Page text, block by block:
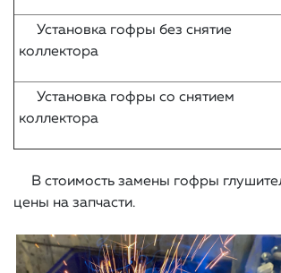
Установка гофры без снятие
коллектора
Установка гофры со снятием
коллектора
В стоимость замены гофры
цены на запчасти.